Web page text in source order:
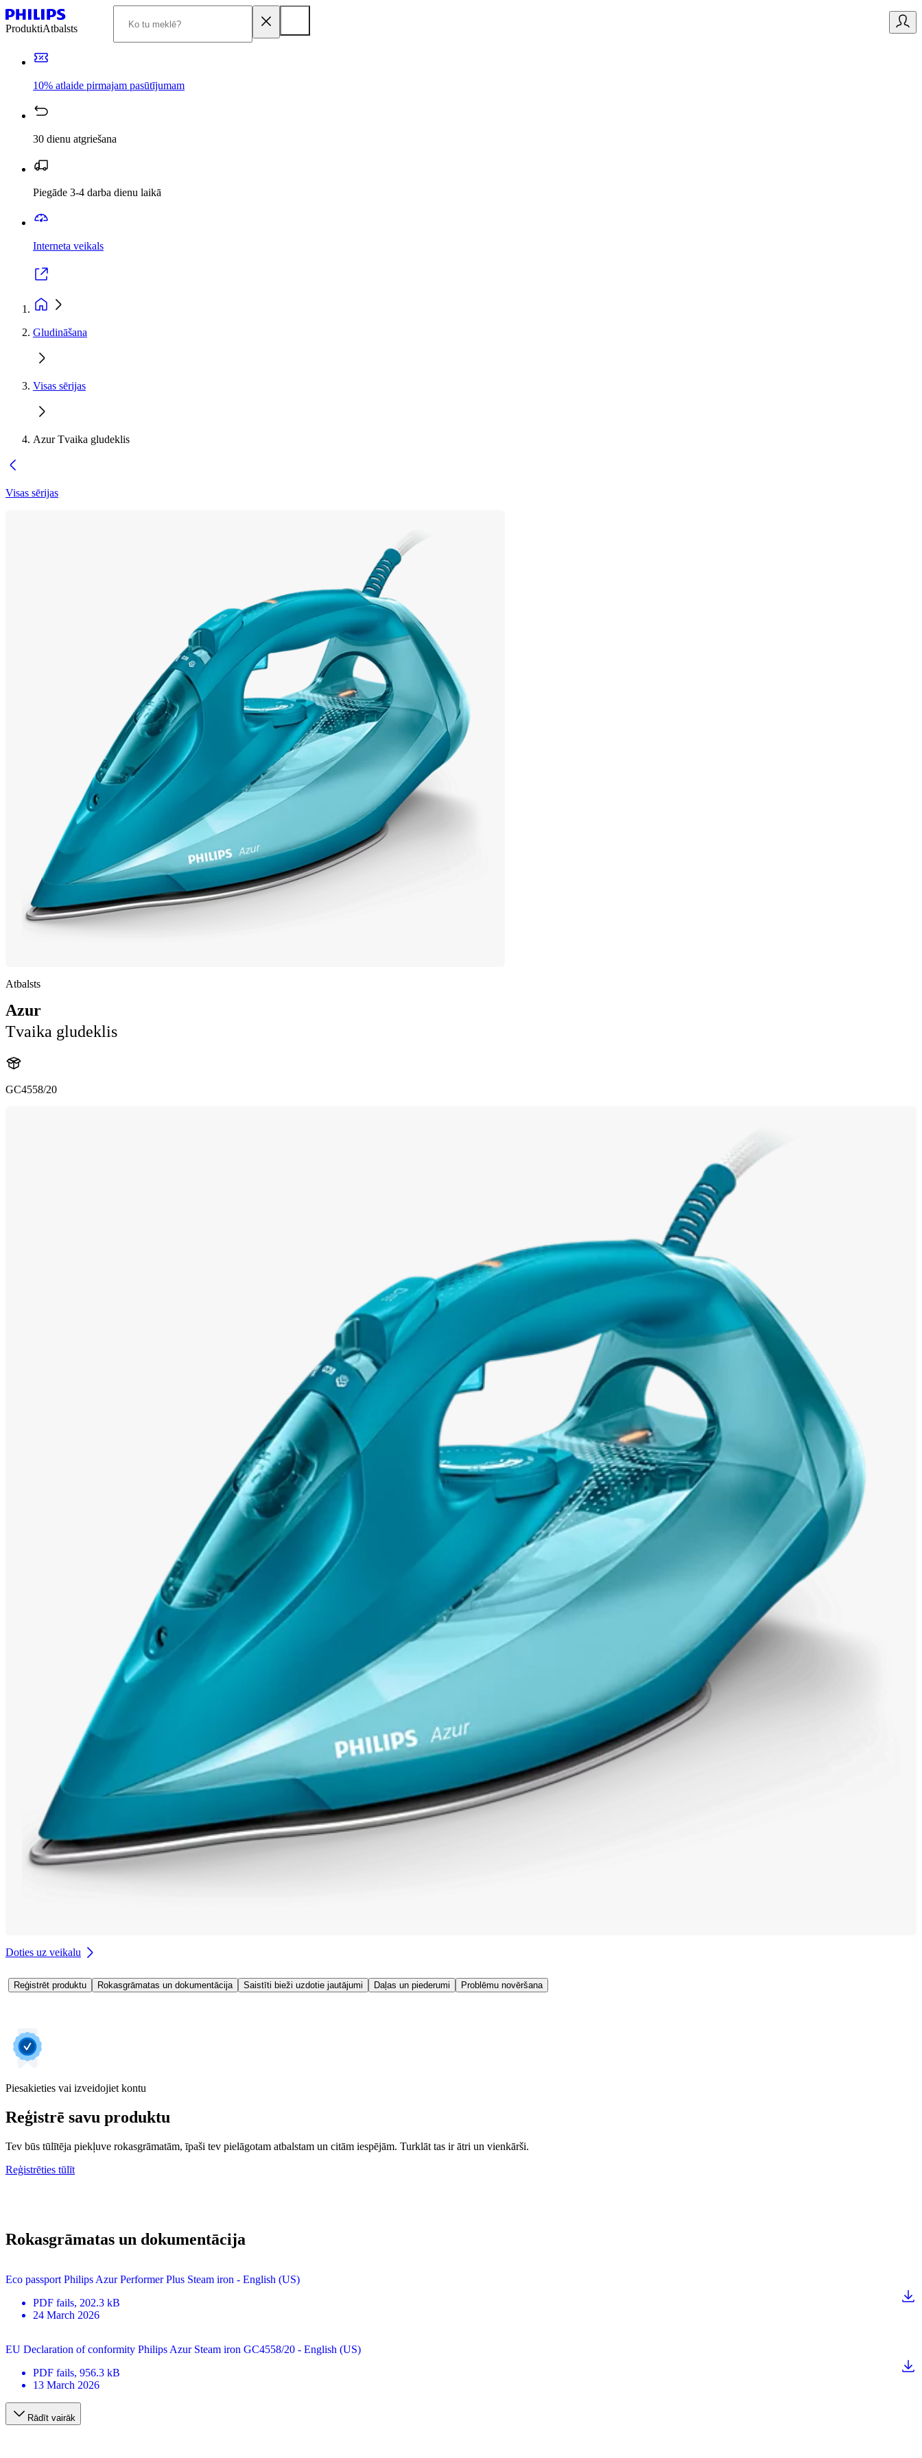
ProduktiAtbalsts
10% atlaide pirmajam pasūtījumam
30 dienu atgriešana
Piegāde 3-4 darba dienu laikā
Interneta veikals
Gludināšana
Visas sērijas
Azur Tvaika gludeklis
Visas sērijas
Atbalsts
Azur
Tvaika gludeklis
GC4558/20
Doties uz veikalu
Reģistrēt produktu Rokasgrāmatas un dokumentācija Saistīti bieži uzdotie jautājumi Daļas un piederumi Problēmu novēršana
Piesakieties vai izveidojiet kontu
Reģistrē savu produktu
Tev būs tūlītēja piekļuve rokasgrāmatām, īpaši tev pielāgotam atbalstam un citām iespējām. Turklāt tas ir ātri un vienkārši.
Reģistrēties tūlīt
Rokasgrāmatas un dokumentācija
Eco passport Philips Azur Performer Plus Steam iron - English (US)
PDF fails, 202.3 kB
24 March 2026
EU Declaration of conformity Philips Azur Steam iron GC4558/20 - English (US)
PDF fails, 956.3 kB
13 March 2026
Rādīt vairāk